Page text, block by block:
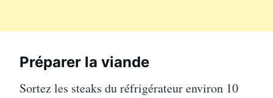
Préparer la viande
Sortez les steaks du réfrigérateur environ 10